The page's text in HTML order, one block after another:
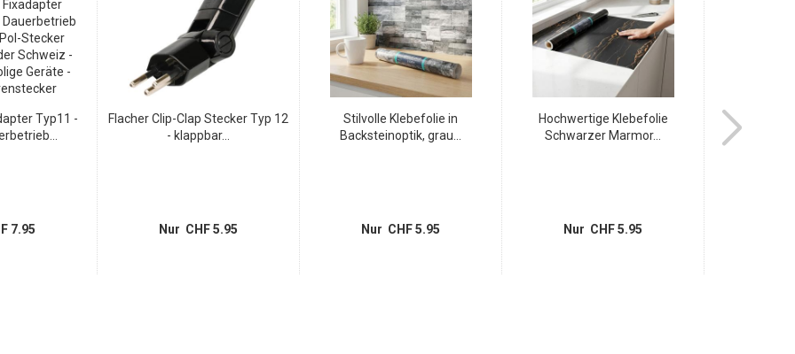
Typ11 -
7.95
Flacher Clip-Clap Stecker Typ 12
- klappbar...
Nur CHF 5.95
Stilvolle Klebefolie in
Backsteinoptik, grau...
Nur CHF 5.95
Hochwertige Klebefolie
Schwarzer Marmor...
Nur CHF 5.95
2er-Set